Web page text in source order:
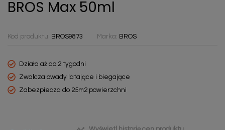
BROS Max 50ml
Kod produktu: BROS9873 Marka: BROS
Działa aż do 2 tygodni
Zwalcza owady latające i biegające
Zabezpiecza do 25m2 powierzchni